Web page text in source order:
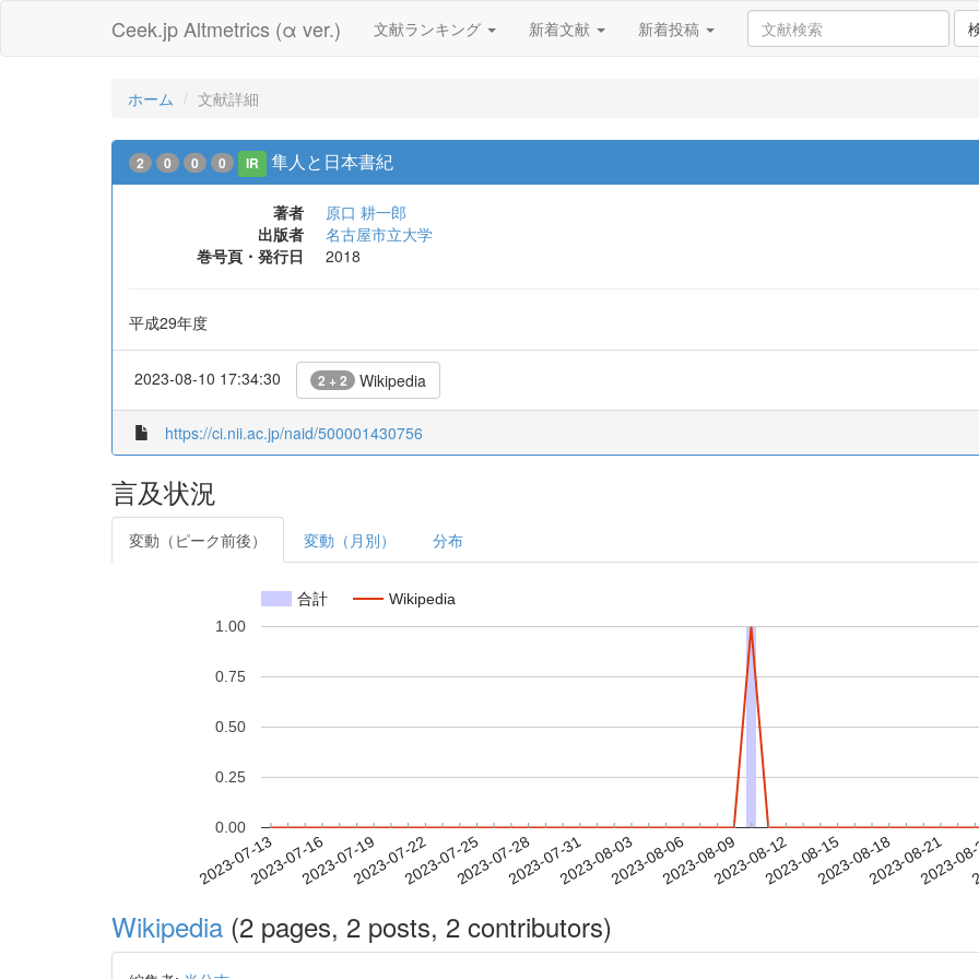
Ceek.jp Altmetrics (α ver.) 文献ランキング 新着文献 新着投稿
ホーム 文献詳細
2 0 0 0 IR 隼人と日本書紀
著者
原口 耕一郎
出版者
名古屋市立大学
巻号頁・発行日
2018
平成29年度
2023-08-10 17:34:30 2 + 2 Wikipedia
https://ci.nii.ac.jp/naid/500001430756
言及状況
変動（ピーク前後） 変動（月別） 分布
合計 Wikipedia
2023-07-132023-07-162023-07-192023-07-222023-07-252023-07-282023-07-312023-08-032023-08-062023-08-092023-08-122023-08-152023-08-182023-08-21
2023-
0.00
0.25
0.50
0.75
1.00
Wikipedia (2 pages, 2 posts, 2 contributors)